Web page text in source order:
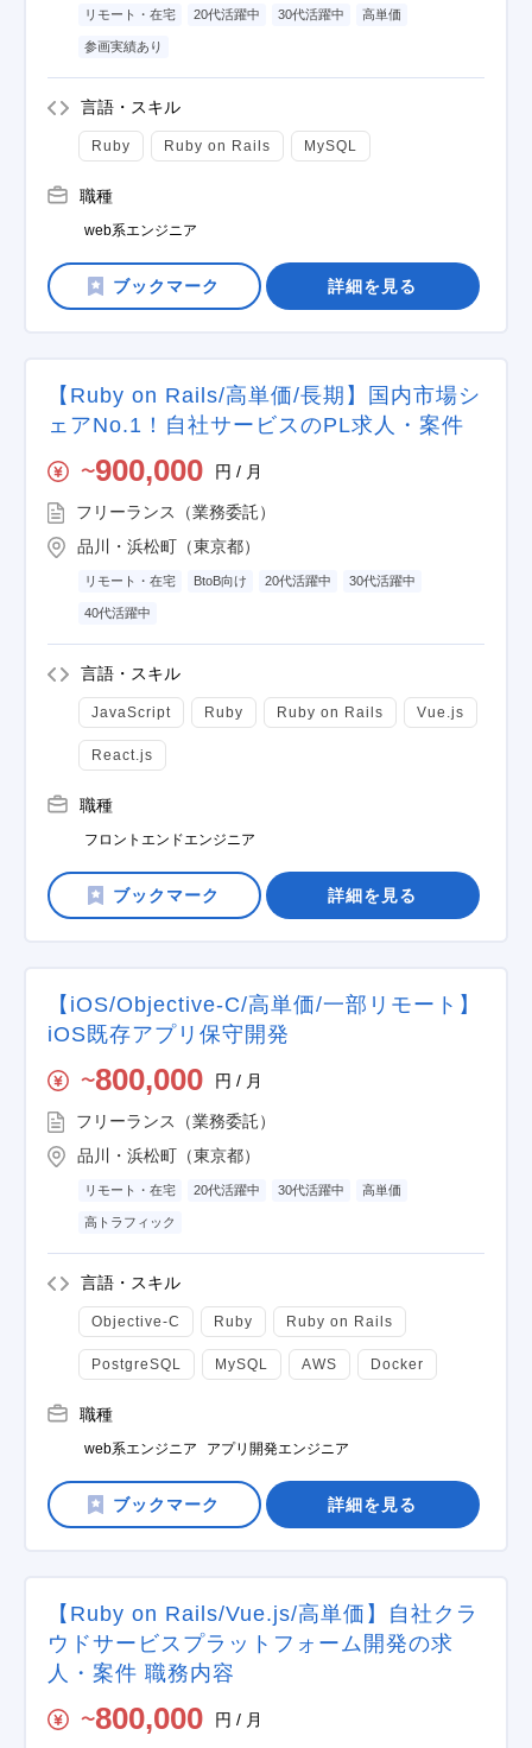
リモート・在宅 20代活躍中 30代活躍中 高単価
参画実績あり
言語・スキル
Ruby Ruby on Rails MySQL
職種
web系エンジニア
詳細を見る
【Ruby on Rails/高単価/長期】国内市場シ
ェアNo.1！自社サービスのPL求人・案件
〜900,000 円 / 月
フリーランス（業務委託）
品川・浜松町（東京都）
リモート・在宅 BtoB向け 20代活躍中 30代活躍中
40代活躍中
言語・スキル
JavaScript Ruby Ruby on Rails Vue.js
React.js
職種
フロントエンドエンジニア
詳細を見る
【iOS/Objective-C/高単価/一部リモート】
iOS既存アプリ保守開発
〜800,000 円 / 月
フリーランス（業務委託）
品川・浜松町（東京都）
リモート・在宅 20代活躍中 30代活躍中 高単価
高トラフィック
言語・スキル
Objective-C Ruby Ruby on Rails
PostgreSQL MySQL AWS Docker
職種
web系エンジニア アプリ開発エンジニア
詳細を見る
【Ruby on Rails/Vue.js/高単価】自社クラ
ウドサービスプラットフォーム開発の求
人・案件 職務内容
〜800,000 円 / 月